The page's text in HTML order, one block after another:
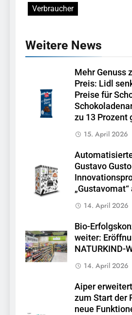
Verbraucher
Weitere News
Mehr Genuss
Preis: Lidl
Preise für
zu 13 Prozent
15. April 2026
Gustavo
14. April 2026
Bio-
weiter:
NATURKIND-
14. April 2026
Aiper
zum Start der
neue